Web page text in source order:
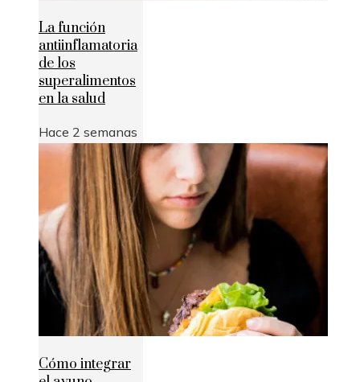
La función
antiinflamatoria
de los
superalimentos
en la salud
Hace 2 semanas
Cómo integrar